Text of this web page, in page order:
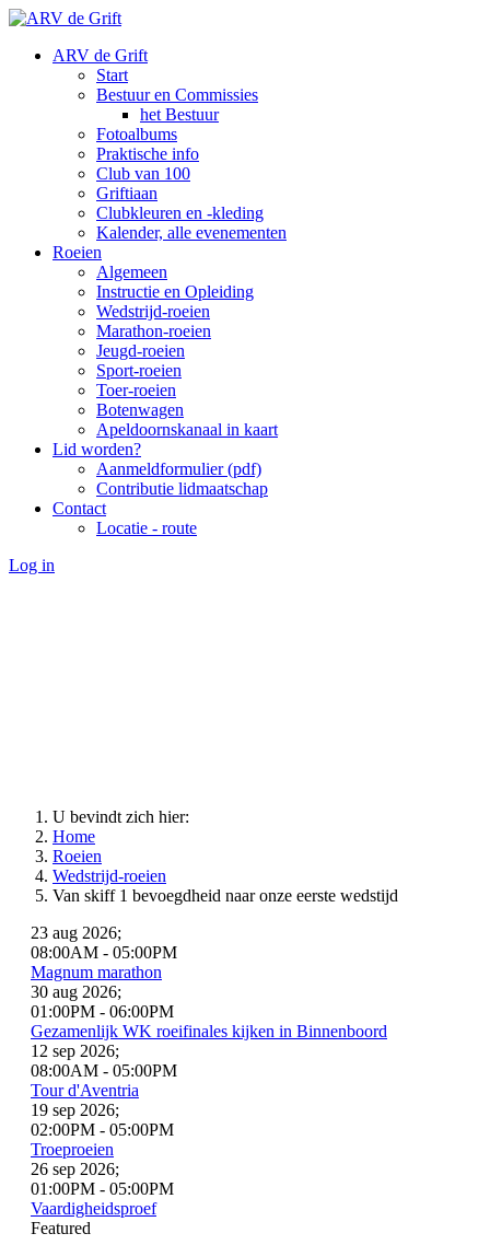
ARV de Grift
Start
Bestuur en Commissies
het Bestuur
Fotoalbums
Praktische info
Club van 100
Griftiaan
Clubkleuren en -kleding
Kalender, alle evenementen
Roeien
Algemeen
Instructie en Opleiding
Wedstrijd-roeien
Marathon-roeien
Jeugd-roeien
Sport-roeien
Toer-roeien
Botenwagen
Apeldoornskanaal in kaart
Lid worden?
Aanmeldformulier (pdf)
Contributie lidmaatschap
Contact
Locatie - route
Log in
U bevindt zich hier:
Home
Roeien
Wedstrijd-roeien
Van skiff 1 bevoegdheid naar onze eerste wedstijd
23 aug 2026;
08:00AM - 05:00PM
Magnum marathon
30 aug 2026;
01:00PM - 06:00PM
Gezamenlijk WK roeifinales kijken in Binnenboord
12 sep 2026;
08:00AM - 05:00PM
Tour d'Aventria
19 sep 2026;
02:00PM - 05:00PM
Troeproeien
26 sep 2026;
01:00PM - 05:00PM
Vaardigheidsproef
Featured